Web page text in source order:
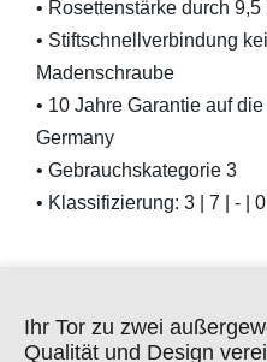
• Rosettenstärke durch 9,5
• Stiftschnellverbindung
Madenschraube
• 10 Jahre Garantie auf
Germany
• Gebrauchskategorie 3
• Klassifizierung: 3 | 7 | - |
Ihr Tor zu zwei
Qualität und Design